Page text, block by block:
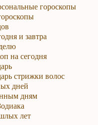
гороскопы
и завтра
на сегодня
стрижки волос
дней
дням
лет